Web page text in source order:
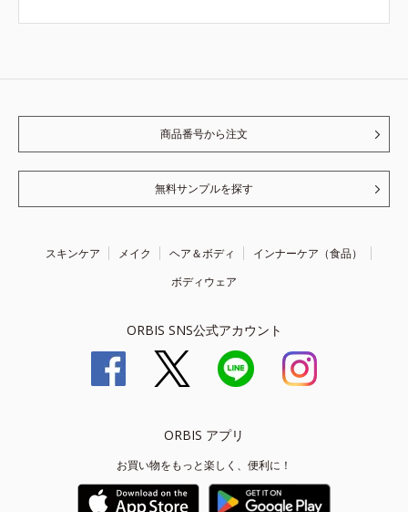
商品番号から注文
無料サンプルを探す
スキンケア メイク ヘア＆ボディ
インナーケア（食品）
ボディウェア
ORBIS SNS公式アカウント
ORBIS アプリ
お買い物をもっと楽しく、便利に！